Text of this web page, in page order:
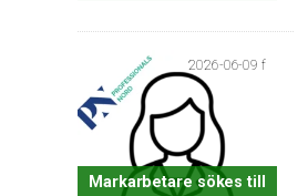
2026-06-09 f
Markarbetare sökes till